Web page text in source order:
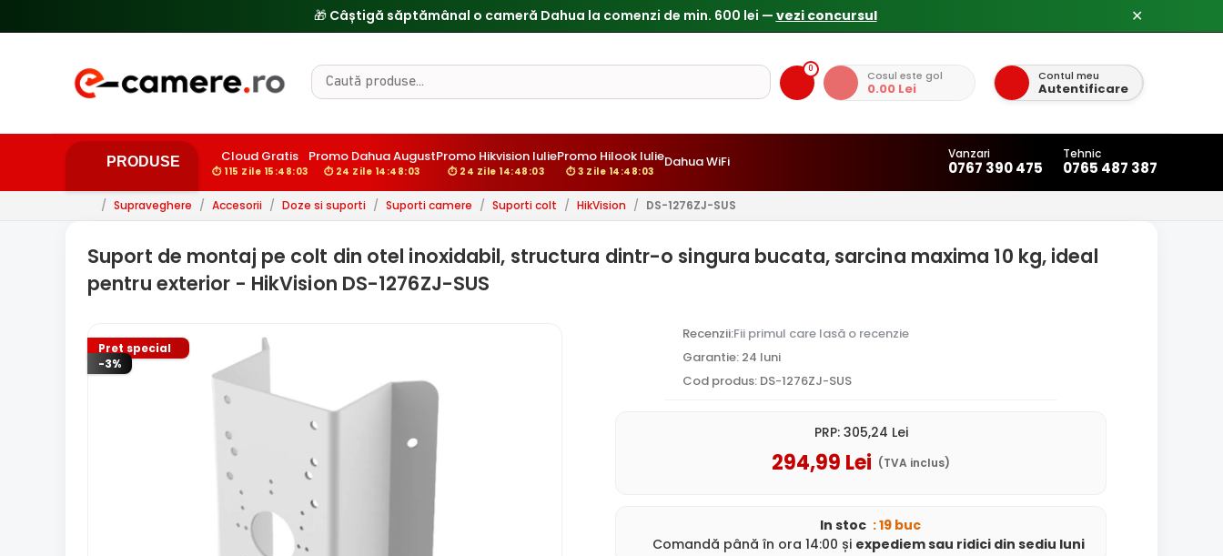
✕
0 Cosul este gol
0.00 Lei
Contul meu
Autentificare
PRODUSE Cloud Gratis
⏱ 115 Zile 15:48:02
Promo Dahua August
⏱ 24 Zile 14:48:02
Promo Hikvision Iulie
⏱ 24 Zile 14:48:02
Promo Hilook Iulie
⏱ 3 Zile 14:48:02
Dahua WiFi Vanzari
0767 390 475
Tehnic
0765 487 387
/ Supraveghere / Accesorii / Doze si suporti / Suporti camere / Suporti colt / HikVision / DS-1276ZJ-SUS
Suport de montaj pe colt din otel inoxidabil, structura dintr-o singura bucata, sarcina maxima 10 kg, ideal
pentru exterior - HikVision DS-1276ZJ-SUS
Pret special
-3%
Recenzii:Fii primul care lasă o recenzie
Garantie: 24 luni
Cod produs: DS-1276ZJ-SUS
PRP: 305,24 Lei
294,99 Lei (TVA inclus)
In stoc : 19 buc
Comandă până în ora 14:00 și expediemsau ridici din sediu luni